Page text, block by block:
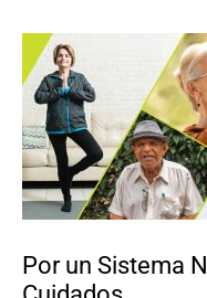
Por un Sistema